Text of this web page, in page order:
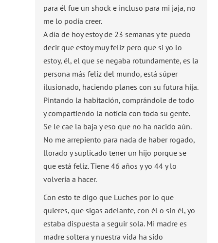
para él fue un shock e incluso para mi jaja, no
me lo podía creer.
A día de hoy estoy de 23 semanas y te puedo
decir que estoy muy feliz pero que si yo lo
estoy, él, el que se negaba rotundamente, es la
persona más feliz del mundo, está súper
ilusionado, haciendo planes con su futura hija.
Pintando la habitación, comprándole de todo
y compartiendo la noticia con toda su gente.
Se le cae la baja y eso que no ha nacido aún.
No me arrepiento para nada de haber rogado,
llorado y suplicado tener un hijo porque se
que está feliz. Tiene 46 años y yo 44 y lo
volvería a hacer.
Con esto te digo que Luches por lo que
quieres, que sigas adelante, con él o sin él, yo
estaba dispuesta a seguir sola. Mi madre es
madre soltera y nuestra vida ha sido